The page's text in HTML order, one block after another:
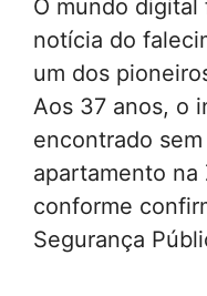
O mundo digital
notícia do
um dos
Aos 37 anos, o
encontrado
apartamento na
conforme
Segurança